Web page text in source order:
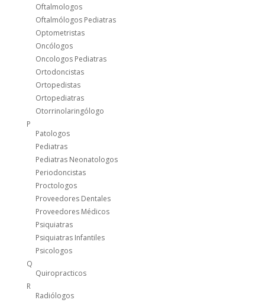
Oftalmologos
Oftalmólogos Pediatras
Optometristas
Oncólogos
Oncologos Pediatras
Ortodoncistas
Ortopedistas
Ortopediatras
Otorrinolaringólogo
P
Patologos
Pediatras
Pediatras Neonatologos
Periodoncistas
Proctologos
Proveedores Dentales
Proveedores Médicos
Psiquiatras
Psiquiatras Infantiles
Psicologos
Q
Quiropracticos
R
Radiólogos